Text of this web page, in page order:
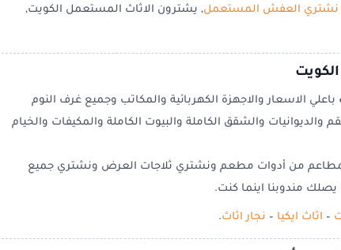
نشتري العفش المستعمل, يشترون الاثاث المستعمل الكويت,
باعلي الاسعار والاجهزة الكهربائية والمكاتب وجميع غرف النوم
والديوانيات والشقق الكاملة والبيوت الكاملة والمكيفات والخيام
من أدوات مطعم ونشتري ثلاجات العرض ونشتري جميع
مندوبنا اينما كنت.
– اثاث ايكيا – نجار اثاث.